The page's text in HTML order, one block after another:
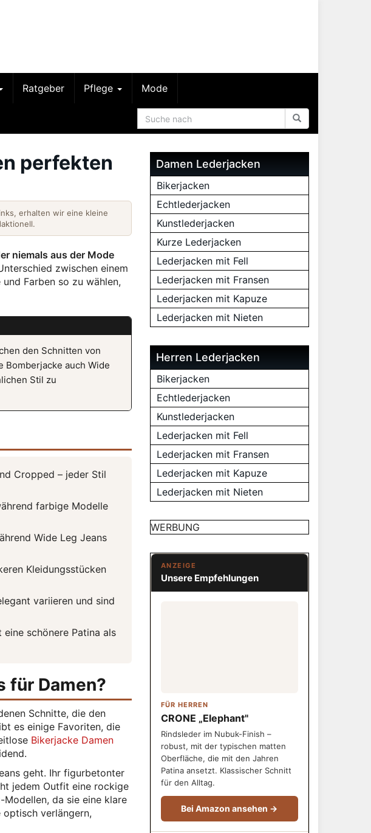
Ratgeber Pflege Mode
perfekten
erhalten wir eine kleine
niemals aus der Mode
zwischen einem
Farben so zu wählen,
den Schnitten von
Bomberjacke auch Wide
Stil zu
Cropped – jeder Stil
farbige Modelle
Wide Leg Jeans
Kleidungsstücken
variieren und sind
schönere Patina als
für Damen?
Schnitte, die den
es einige Favoriten, die
Bikerjacke Damen
geht. Ihr figurbetonter
jedem Outfit eine rockige
da sie eine klare
verlängern,
Damen Lederjacken
Bikerjacken
Echtlederjacken
Kunstlederjacken
Kurze Lederjacken
Lederjacken mit Fell
Lederjacken mit Fransen
Lederjacken mit Kapuze
Lederjacken mit Nieten
Herren Lederjacken
Bikerjacken
Echtlederjacken
Kunstlederjacken
Lederjacken mit Fell
Lederjacken mit Fransen
Lederjacken mit Kapuze
Lederjacken mit Nieten
WERBUNG
ANZEIGE
Unsere Empfehlungen
FÜR HERREN
CRONE „Elephant"
Rindsleder im Nubuk-Finish –
robust, mit der typischen matten
Oberfläche, die mit den Jahren
Patina ansetzt. Klassischer Schnitt
für den Alltag.
Bei Amazon ansehen →